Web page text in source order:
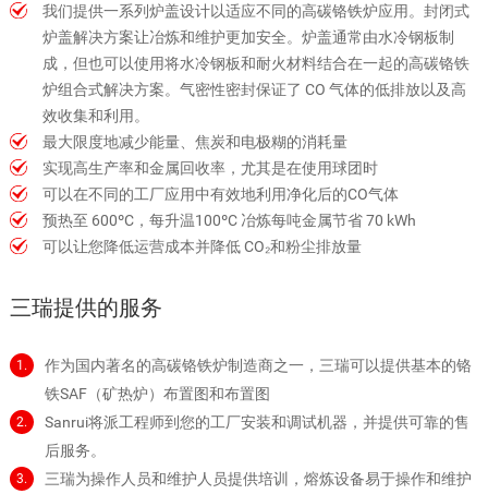
我们提供一系列炉盖设计以适应不同的高碳铬铁炉应用。封闭式
炉盖解决方案让冶炼和维护更加安全。炉盖通常由水冷钢板制
成，但也可以使用将水冷钢板和耐火材料结合在一起的高碳铬铁
炉组合式解决方案。气密性密封保证了 CO 气体的低排放以及高
效收集和利用。
最大限度地减少能量、焦炭和电极糊的消耗量
实现高生产率和金属回收率，尤其是在使用球团时
可以在不同的工厂应用中有效地利用净化后的CO气体
预热至 600ºC，每升温100ºC 冶炼每吨金属节省 70 kWh
可以让您降低运营成本并降低 CO₂和粉尘排放量
三瑞提供的服务
1.
作为国内著名的高碳铬铁炉制造商之一，三瑞可以提供基本的铬
铁SAF（矿热炉）布置图和布置图
2.
Sanrui将派工程师到您的工厂安装和调试机器，并提供可靠的售
后服务。
3. 三瑞为操作人员和维护人员提供培训，熔炼设备易于操作和维护